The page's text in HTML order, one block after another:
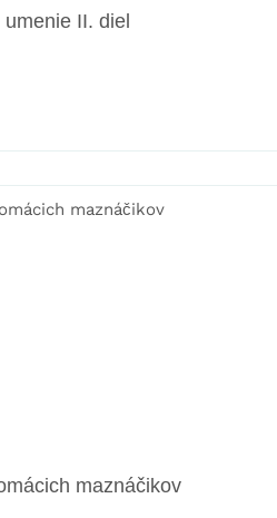
II. diel
maznáčikov